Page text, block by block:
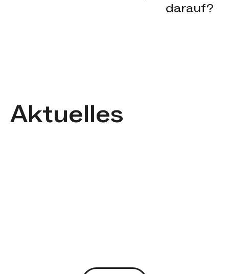
darauf?
Aktuelles